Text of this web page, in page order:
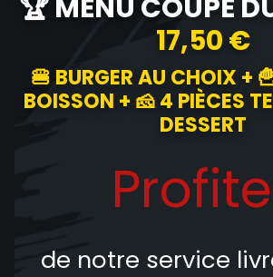
🏆 MENU COUPE
17,50 €
🍔 BURGER AU CHOIX +
BOISSON + 🧀 4 PIÈCES
DESSERT
de notre service